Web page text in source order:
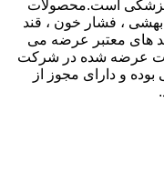
است.محصولات
بهشی ، فشار خون ، قند
های معتبر عرضه می
عرضه شده در شرکت
بوده و دارای مجوز از